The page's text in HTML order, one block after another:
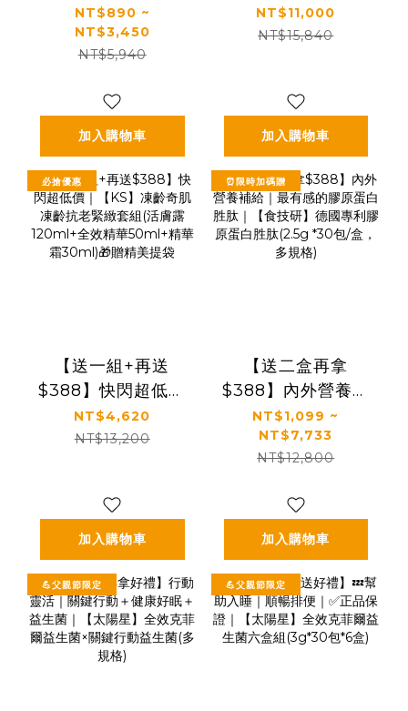
生菌 配方升級｜
【太陽星】關鍵行
動益生菌(2.5g*30
NT$890 ~
NT$3,450
NT$5,940
加入購物車
｜GABA PLUS+｜
✅正品保證｜【太陽
盒組(3g*30包*8盒)
NT$11,000
NT$15,840
加入購物車
必搶優惠
【送一組+再送
$388】快閃超低價
｜【KS】凍齡奇肌
凍齡抗老緊緻套組
霜30ml)🎁贈精美
提袋
NT$4,620
NT$13,200
加入購物車
⏰限時加碼贈
【送二盒再拿
$388】內外營養補
給｜最有感的膠原
蛋白胜肽｜【食技
研】德國專利膠原
包/盒，多規格)
NT$1,099 ~
NT$7,733
NT$12,800
加入購物車
💪父親節限定 💪父親節限定